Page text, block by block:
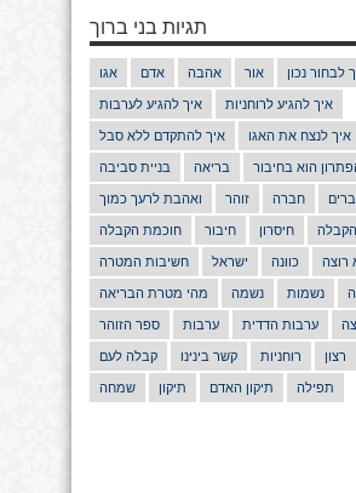
תגיות בני ברוך
אגו אדם אהבה אור לבחור נכון
איך להגיע לערבות איך להגיע לרוחניות
איך להתקדם ללא סבל איך לנצח את האגו
בניית סביבה בריאה הוא בחיבור
ואהבת לרעך כמוך זוהר חברה
חוכמת הקבלה חיבור חיסרון
חשיבות המטרה ישראל כוונה רוצה
מהי מטרת הבריאה נשמה נשמות
ספר הזוהר ערבות ערבות הדדית
קבלה לעם קשר בינינו רוחניות רצון
שמחה תיקון תיקון האדם תפילה